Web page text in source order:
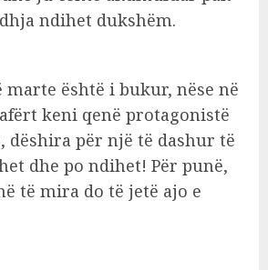
ndihet dukshëm.
marte është i bukur, nëse në
keni qenë protagonistë
dëshira për një të dashur të
dhe po ndihet! Për punë,
të mira do të jetë ajo e